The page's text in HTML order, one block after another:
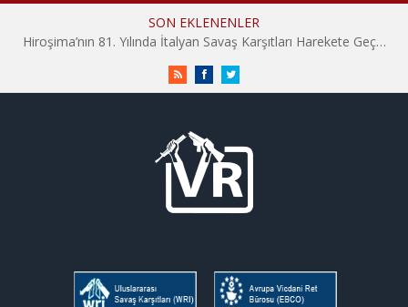
SON EKLENENLER
Hiroşima’nın 81. Yılında İtalyan Savaş Karşıtları Harekete Geçti: “Hatırlamak yeterli değil”
RSS FacebookTwitter